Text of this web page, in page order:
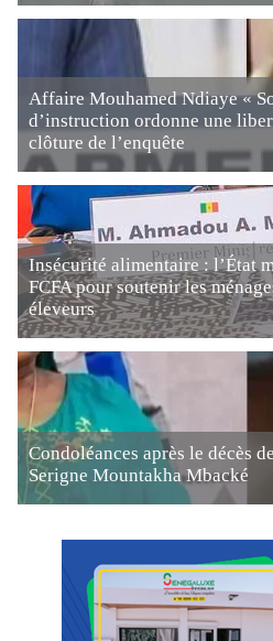
Affaire Mouhamed Ndiaye «
d’instruction ordonne une
clôture de l’enquête
Insécurité alimentaire : l’État
FCFA pour soutenir les
éleveurs
Condoléances après le décès
Serigne Mountakha Mbacké